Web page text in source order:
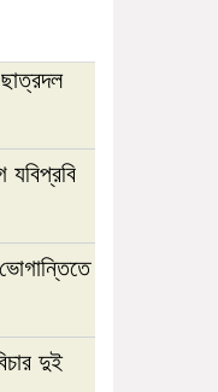
যবিপ্রবি
দুই